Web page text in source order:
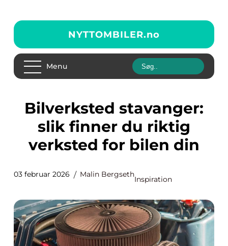
NYTTOMBILER.no
Menu
Bilverksted stavanger:
slik finner du riktig
verksted for bilen din
03 februar 2026 Malin Bergseth
Inspiration